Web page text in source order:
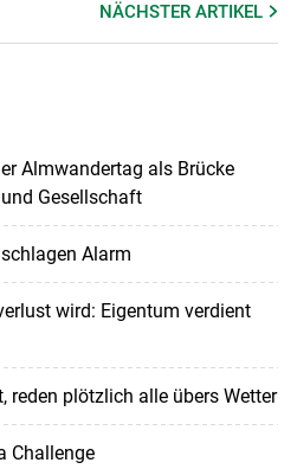
NÄCHSTERARTIKEL
Almwandertag als Brücke
Gesellschaft
Alarm
wird: Eigentum verdient
reden plötzlich alle übers Wetter
Challenge